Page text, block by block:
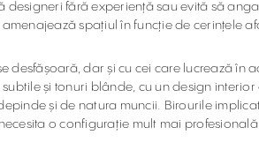
fără experiență sau evită să
spațiul în funcție de cerințele
dar și cu cei care lucrează în
și tonuri blânde, cu un design
și de natura muncii. Birourile
o configurație mult mai